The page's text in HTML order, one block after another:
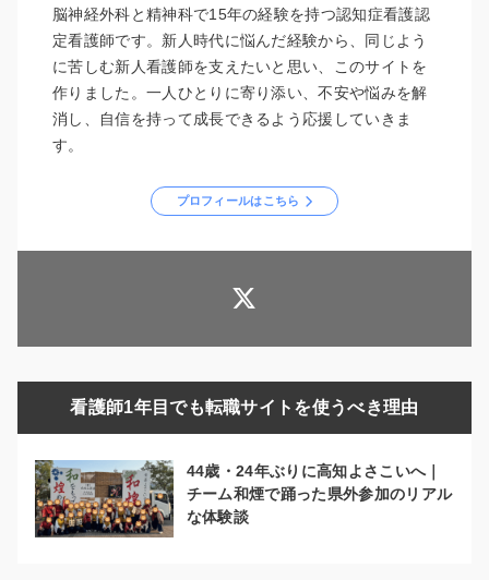
脳神経外科と精神科で15年の経験を持つ認知症看護認
定看護師です。新人時代に悩んだ経験から、同じよう
に苦しむ新人看護師を支えたいと思い、このサイトを
作りました。一人ひとりに寄り添い、不安や悩みを解
消し、自信を持って成長できるよう応援していきま
す。
プロフィールはこちら
看護師1年目でも転職サイトを使うべき理由
44歳・24年ぶりに高知よさこいへ｜
チーム和煙で踊った県外参加のリアル
な体験談